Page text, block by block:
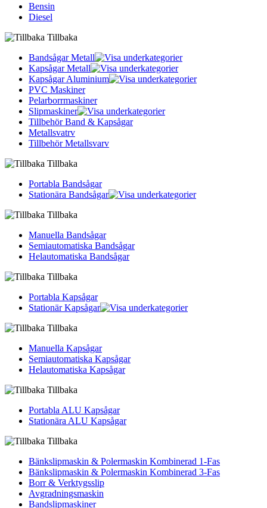
Bensin
Diesel
Tillbaka
Bandsågar Metall
Kapsågar Metall
Kapsågar Aluminium
PVC Maskiner
Pelarborrmaskiner
Slipmaskiner
Tillbehör Band & Kapsågar
Metallsvatrv
Tillbehör Metallsvarv
Tillbaka
Portabla Bandsågar
Stationära Bandsågar
Tillbaka
Manuella Bandsågar
Semiautomatiska Bandsågar
Helautomatiska Bandsågar
Tillbaka
Portabla Kapsågar
Stationär Kapsågar
Tillbaka
Manuella Kapsågar
Semiautomatiska Kapsågar
Helautomatiska Kapsågar
Tillbaka
Portabla ALU Kapsågar
Stationära ALU Kapsågar
Tillbaka
Bänkslipmaskin & Polermaskin Kombinerad 1-Fas
Bänkslipmaskin & Polermaskin Kombinerad 3-Fas
Borr & Verktygsslip
Avgradningsmaskin
Bandslipmaskiner